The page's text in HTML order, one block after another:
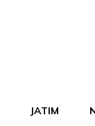
JATIM